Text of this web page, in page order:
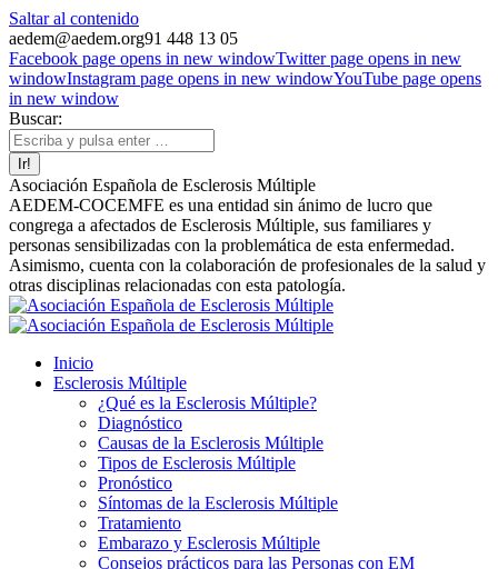
Saltar al contenido
aedem@aedem.org91 448 13 05
Facebook page opens in new windowTwitter page opens in new
windowInstagram page opens in new windowYouTube page opens
in new window
Buscar:
Asociación Española de Esclerosis Múltiple
AEDEM-COCEMFE es una entidad sin ánimo de lucro que
congrega a afectados de Esclerosis Múltiple, sus familiares y
personas sensibilizadas con la problemática de esta enfermedad.
Asimismo, cuenta con la colaboración de profesionales de la salud y
otras disciplinas relacionadas con esta patología.
Inicio
Esclerosis Múltiple
¿Qué es la Esclerosis Múltiple?
Diagnóstico
Causas de la Esclerosis Múltiple
Tipos de Esclerosis Múltiple
Pronóstico
Síntomas de la Esclerosis Múltiple
Tratamiento
Embarazo y Esclerosis Múltiple
Consejos prácticos para las Personas con EM